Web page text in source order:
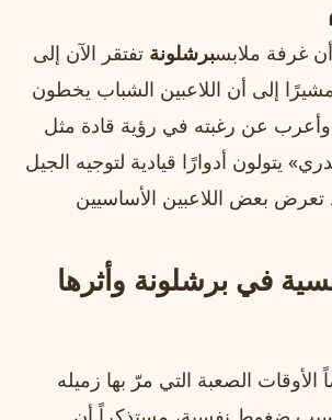
أن غرفة ملابسبرشلونة تفتقر الآن إلى
مشيرًا إلى أن اللاعبين الشباب يخطون
وأعرب عن رغبته في رؤية قادة مثل
يتولون أدوارًا قيادية لتوجيه الجيل
تعرض بعض اللاعبين الأساسيين
في برشلونة وأثرها
الأوقات الصعبة التي مرّ بها زميله